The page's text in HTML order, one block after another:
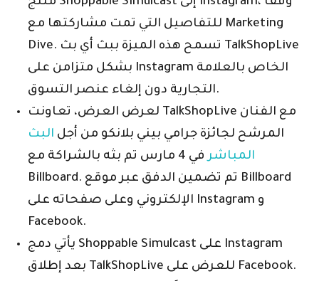
للتفاصيل التي تمت مشاركتها مع Marketing
Dive. تسمح هذه الميزة ببث أي بث TalkShopLive
بشكل متزامن على Instagram الخاص بالعلامة
التجارية دون إلغاء عنصر التسوق.
لعرض العرض، تعاونت TalkShopLive مع الفنان
المرشح لجائزة جرامي بيني بلانكو من أجل البث
المباشر
في 4 مارس تم بثه بالشراكة مع
Billboard. تم تضمين الدفق عبر موقع Billboard
الإلكتروني وعلى صفحاته على Instagram و
Facebook.
يأتي دمج Shoppable Simulcast على Instagram
بعد إطلاق TalkShopLive للعرض على Facebook.